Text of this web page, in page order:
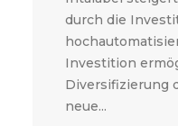
durch die
Investition
Diversifizierung
neue...